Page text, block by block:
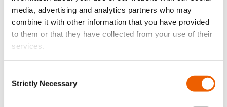
media, advertising and analytics partners who may
combine it with other information that you have provided
to them or that they have collected from your use of their
services.
Selection
Strictly Necessary
Κλείδωσε. Φώτισε. Προστάτευσε.